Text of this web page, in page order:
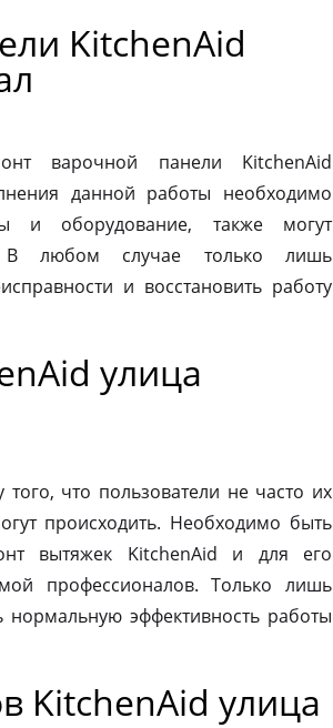
KitchenAid
варочной панели KitchenAid
данной работы необходимо
и оборудование, также могут
В любом случае только лишь
и восстановить работу
улица
что пользователи не часто их
происходить. Необходимо быть
вытяжек KitchenAid и для его
профессионалов. Только лишь
нормальную эффективность работы
KitchenAid улица